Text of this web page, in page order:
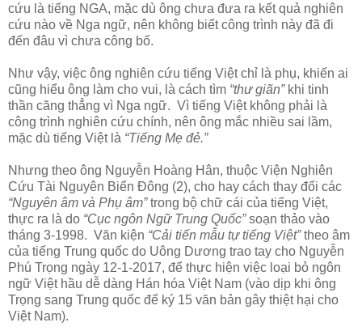
cứu là tiếng NGA, mặc dù ông chưa đưa ra kết quả nghiên
cứu nào về Nga ngữ, nên không biết công trình này đã đi
đến đâu vì chưa công bố.
Như vậy, việc ông nghiên cứu tiếng Việt chỉ là phụ, khiến ai
cũng hiểu ông làm cho vui, là cách tìm “thư giãn”khi tinh
thần căng thẳng vì Nga ngữ. Vì tiếng Việt không phải là
công trình nghiên cứu chính, nên ông mắc nhiều sai lầm,
mặc dù tiếng Việt là “Tiếng Mẹ đẻ.”
Nhưng theo ông Nguyễn Hoàng Hân, thuộc Viện Nghiên
Cứu Tài Nguyên Biển Đông (2), cho hay cách thay đổi các
“Nguyên âm và Phụ âm”trong bộ chữ cái của tiếng Việt,
thực ra là do “Cục ngôn Ngữ Trung Quốc”soạn thảo vào
tháng 3-1998. Văn kiện “Cải tiến mẫu tự tiếng Việt”theo âm
của tiếng Trung quốc do Uông Dương trao tay cho Nguyễn
Phú Trọng ngày 12-1-2017, để thực hiện việc loại bỏ ngôn
ngữ Việt hầu dễ dàng Hán hóa Việt Nam (vào dịp khi ông
Trọng sang Trung quốc để ký 15 văn bản gây thiệt hại cho
Việt Nam).